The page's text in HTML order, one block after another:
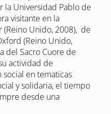
la Universidad Pablo de
visitante en la
Unido, 2008), de
(Reino Unido,
del Sacro Cuore de
actividad de
en tematicas
y solidaria, el tiempo
desde una